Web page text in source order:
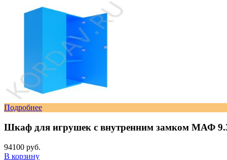
Подробнее
Шкаф для игрушек с внутренним замком МАФ
94100 руб.
В корзину